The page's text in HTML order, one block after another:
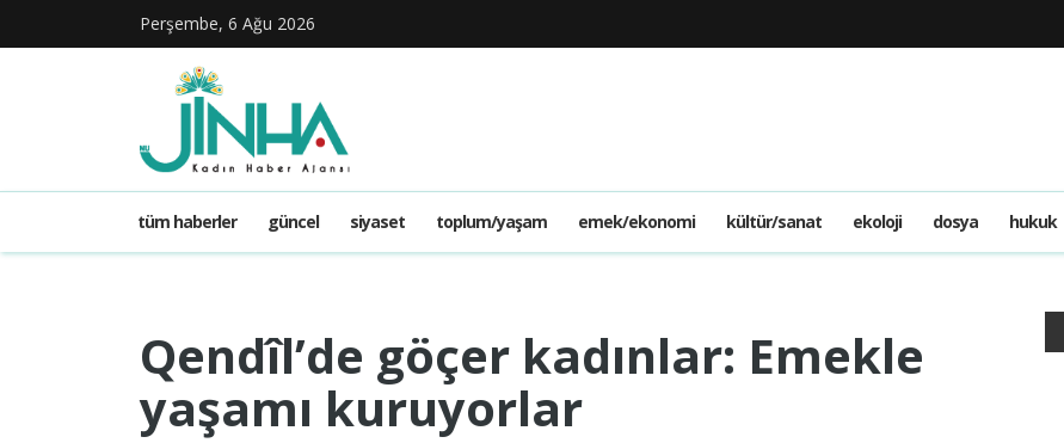
Perşembe, 6 Ağu 2026
tüm haberler güncel siyaset toplum/yaşam emek/ekonomi kültür/sanat ekoloji dosya hukuk
Qendîl’de göçer kadınlar: Emekle
yaşamı kuruyorlar